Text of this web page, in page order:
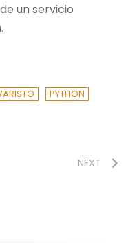
un servicio
PYTHON
NEXT